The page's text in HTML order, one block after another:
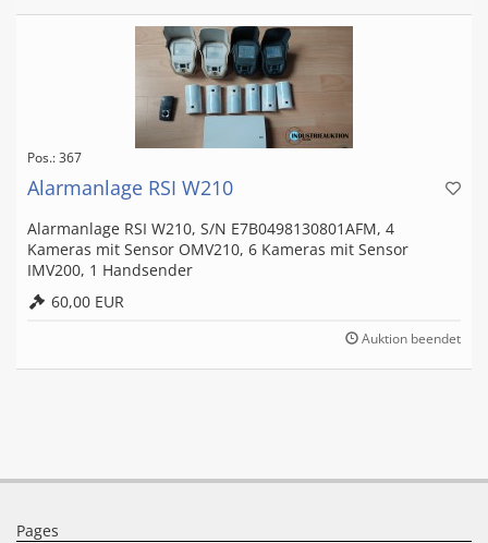
Pos.: 367
Alarmanlage RSI W210
Alarmanlage RSI W210, S/N E7B0498130801AFM, 4
Kameras mit Sensor OMV210, 6 Kameras mit Sensor
IMV200, 1 Handsender
60,00 EUR
Auktion beendet
Pages